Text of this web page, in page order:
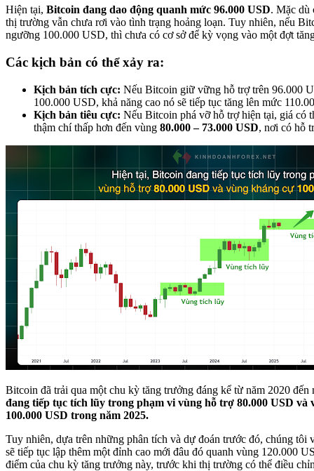
Hiện tại, Bitcoin đang dao động quanh mức 96.000 USD. Mặc dù
thị trường vẫn chưa rơi vào tình trạng hoảng loạn. Tuy nhiên, nếu
ngưỡng 100.000 USD, thì chưa có cơ sở để kỳ vọng vào một đợt
Các kịch bản có thể xảy ra:
Kịch bản tích cực: Nếu Bitcoin giữ vững hỗ trợ trên 96.000
100.000 USD, khả năng cao nó sẽ tiếp tục tăng lên mức
Kịch bản tiêu cực: Nếu Bitcoin phá vỡ hỗ trợ hiện tại, giá có
thậm chí thấp hơn đến vùng 80.000 – 73.000 USD, nơi có hỗ
Bitcoin đã trải qua một chu kỳ tăng trưởng đáng kể từ năm 2020
đang tiếp tục tích lũy trong phạm vi vùng hỗ trợ 80.000 USD và
100.000 USD trong năm 2025.
Tuy nhiên, dựa trên những phân tích và dự đoán trước đó, chúng tôi
sẽ tiếp tục lập thêm một đỉnh cao mới đâu đó quanh vùng 120.000
điểm của chu kỳ tăng trưởng này, trước khi thị trường có thể điều